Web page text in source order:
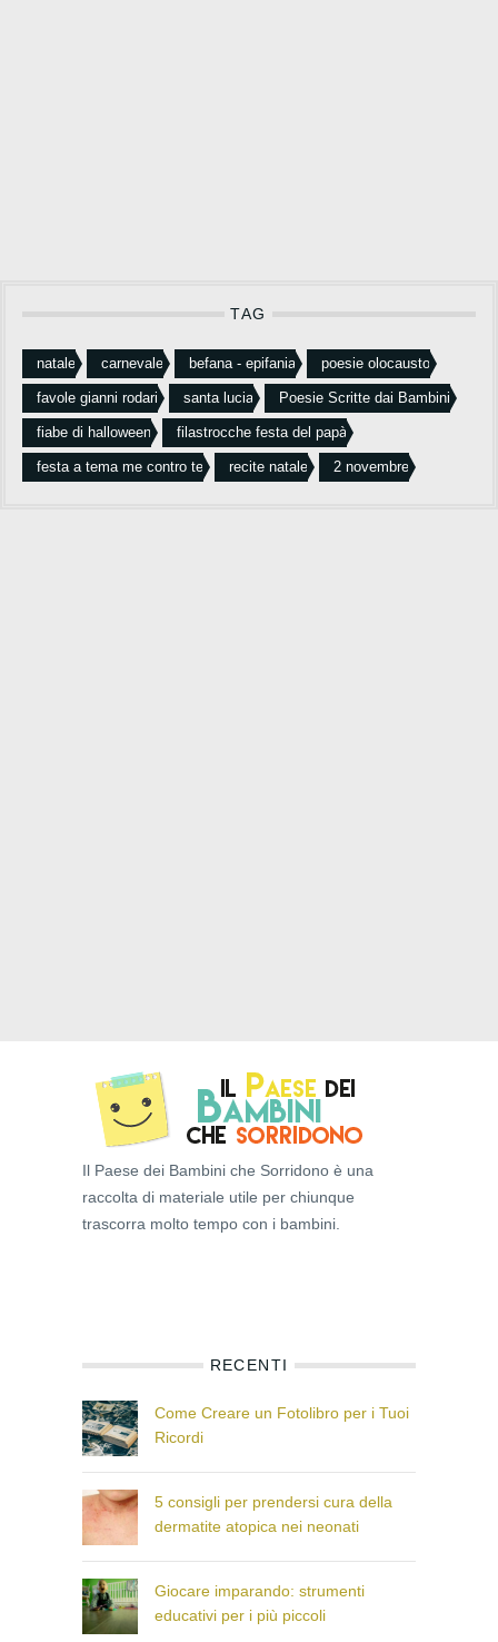
TAG
natale carnevale befana - epifania poesie olocausto
favole gianni rodari santa lucia Poesie Scritte dai Bambini
fiabe di halloween filastrocche festa del papà
festa a tema me contro te recite natale 2 novembre
Il Paese dei Bambini che Sorridono è una
raccolta di materiale utile per chiunque
trascorra molto tempo con i bambini.
RECENTI
Come Creare un Fotolibro per i Tuoi
Ricordi
5 consigli per prendersi cura della
dermatite atopica nei neonati
Giocare imparando: strumenti
educativi per i più piccoli